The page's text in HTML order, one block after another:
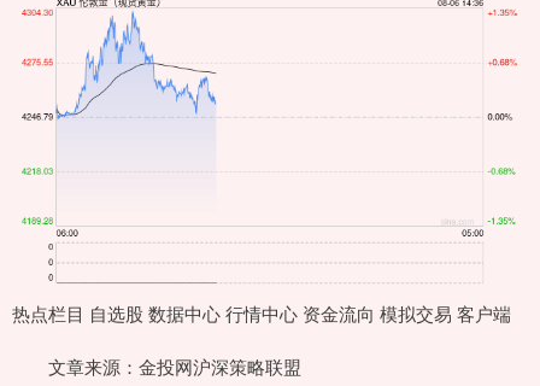
热点栏目 自选股 数据中心 行情中心 资金流向 模拟交易 客户端
文章来源：金投网沪深策略联盟